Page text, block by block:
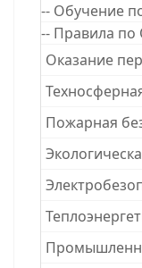
-- Обучение
-- Правила по
Оказание
Пожарная